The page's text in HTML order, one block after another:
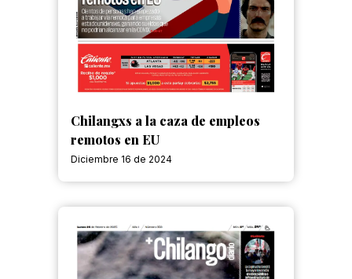
Chilangxs a la caza de empleos
remotos en EU
Diciembre 16 de 2024